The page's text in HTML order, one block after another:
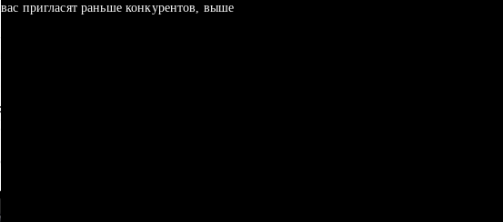
вас пригласят раньше конкурентов, выше